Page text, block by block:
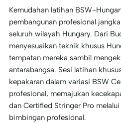
Kemudahan latihan BSW-
pembangunan profesional
seluruh wilayah Hungary. Dari
menyesuaikan teknik khusus
tempatan mereka sambil
antarabangsa. Sesi latihan
kepakaran dalam variasi BSW
profesional, memajukan
dan Certified Stringer Pro
bimbingan profesional.